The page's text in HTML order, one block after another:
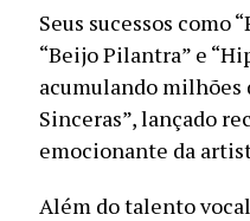
Seus sucessos como
“Beijo Pilantra” e
acumulando milhões
Sinceras”, lançado
emocionante da
Além do talento